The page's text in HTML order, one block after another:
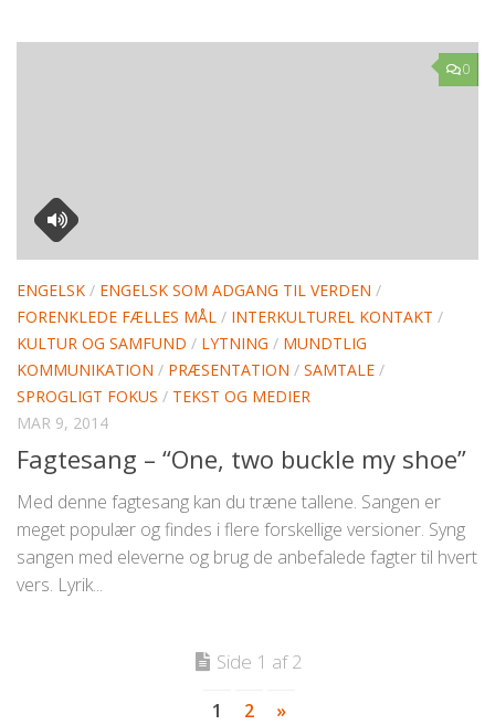
0
ENGELSK / ENGELSK SOM ADGANG TIL VERDEN /
FORENKLEDE FÆLLES MÅL / INTERKULTUREL KONTAKT /
KULTUR OG SAMFUND / LYTNING / MUNDTLIG
KOMMUNIKATION / PRÆSENTATION / SAMTALE /
SPROGLIGT FOKUS / TEKST OG MEDIER
MAR 9, 2014
Fagtesang – “One, two buckle my shoe”
Med denne fagtesang kan du træne tallene. Sangen er
meget populær og findes i flere forskellige versioner. Syng
sangen med eleverne og brug de anbefalede fagter til hvert
vers. Lyrik...
Side 1 af 2
1 2 »